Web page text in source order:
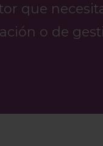
que
o de